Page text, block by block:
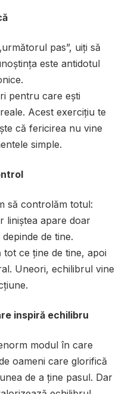
pas”, uiți să
este antidotul
pentru care ești
Acest exercițiu te
că fericirea nu vine
simple.
să controlăm totul:
liniștea apare doar
de tine.
ce ține de tine, apoi
Uneori, echilibrul vine
inspiră echilibru
modul în care
oameni care glorifică
de a ține pasul. Dar